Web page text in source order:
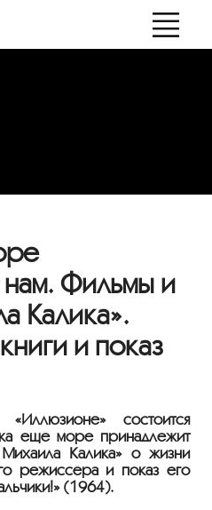
Фильмы и
Калика».
и показ
состоится
ещё море принадлежит
Калика» о жизни
режиссёра и показ его
(1964).